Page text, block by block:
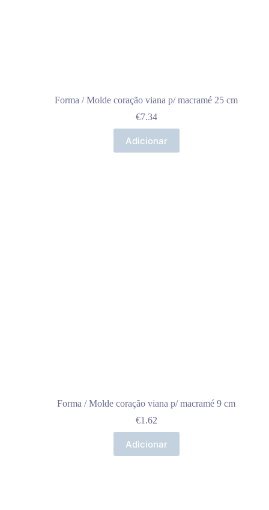
Forma / Molde coração viana p/ macramé 25 cm
€7.34
Adicionar
Forma / Molde coração viana p/ macramé 9 cm
€1.62
Adicionar